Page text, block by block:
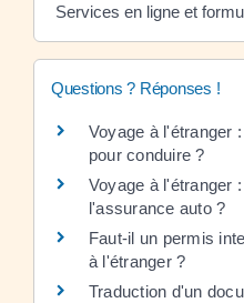
Services en ligne et
Questions ? Réponses !
Voyage à l'étranger
pour conduire ?
Voyage à l'étranger
l'assurance auto ?
Faut-il un permis
à l'étranger ?
Traduction d'un